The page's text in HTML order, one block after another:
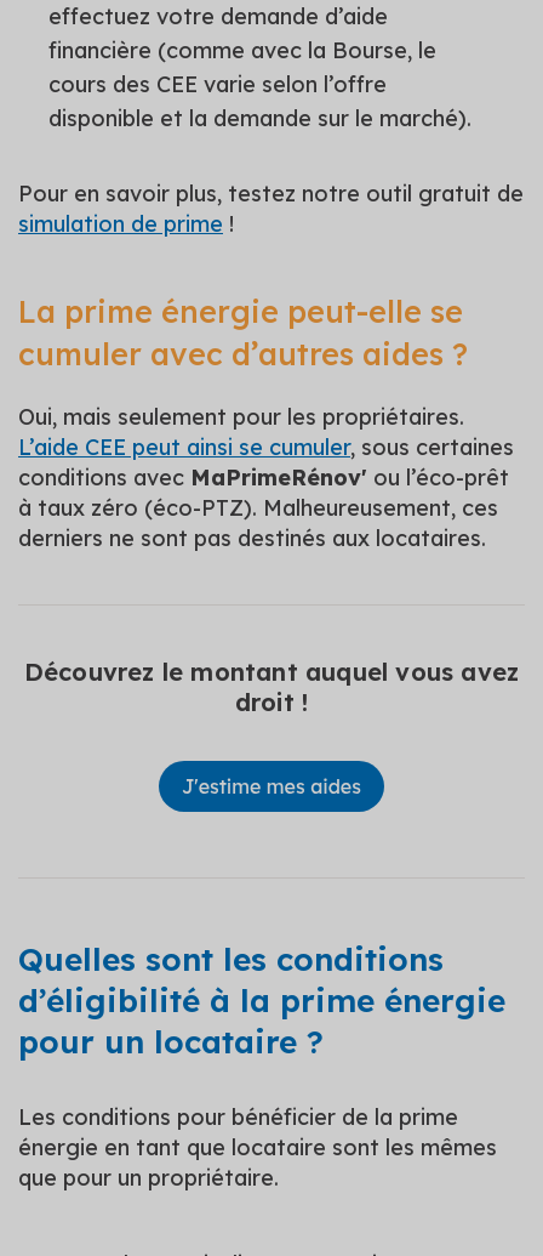
effectuez votre demande d’aide
financière (comme avec la Bourse, le
cours des CEE varie selon l’offre
disponible et la demande sur le marché).
Pour en savoir plus, testez notre outil gratuit de
simulation de prime !
La prime énergie peut-elle se
cumuler avec d’autres aides ?
Oui, mais seulement pour les propriétaires.
L’aide CEE peut ainsi se cumuler, sous certaines
conditions avec MaPrimeRénov' ou l’éco-prêt
à taux zéro (éco-PTZ). Malheureusement, ces
derniers ne sont pas destinés aux locataires.
Découvrez le montant auquel vous avez
droit !
Quelles sont les conditions
d’éligibilité à la prime énergie
pour un locataire ?
Les conditions pour bénéficier de la prime
énergie en tant que locataire sont les mêmes
que pour un propriétaire.